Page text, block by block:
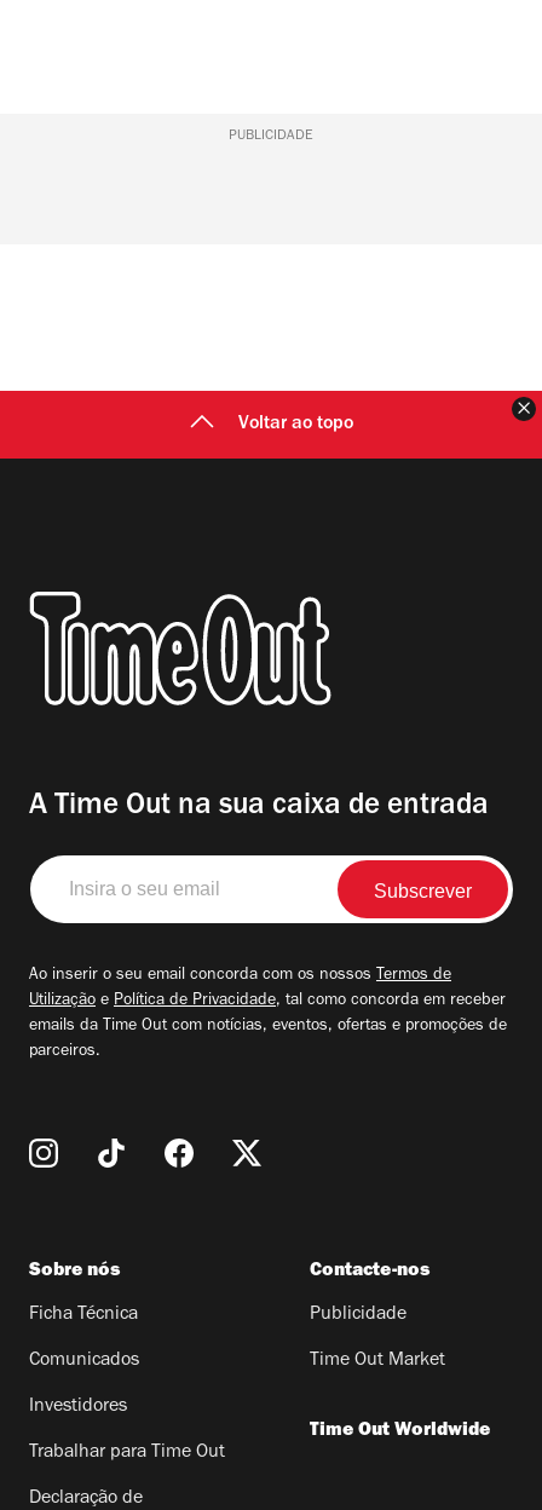
PUBLICIDADE
Voltar ao topo
A Time Out na sua caixa de entrada
Insira
o
seu
Ao inserir o seu email concorda com os nossos Termos de
Utilização e Política de Privacidade, tal como concorda em receber
emails da Time Out com notícias, eventos, ofertas e promoções de
parceiros.
Sobre nós
Ficha Técnica
Comunicados
Investidores
Trabalhar para Time Out
Declaração de
Contacte-nos
Publicidade
Time Out Market
Time Out Worldwide